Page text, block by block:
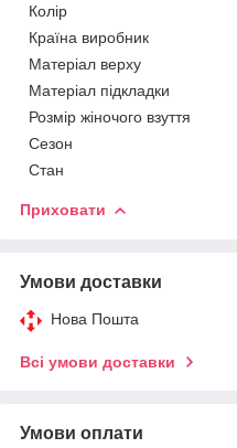
Колір
Країна виробник
Матеріал верху
Матеріал підкладки
Розмір жіночого взуття
Сезон
Стан
Приховати
Умови доставки
Нова Пошта
Всі умови доставки
Умови оплати